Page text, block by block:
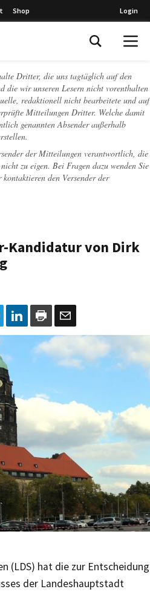
Shop Login
Dritter, die uns tagtäglich auf den
die wir unseren Lesern nicht vorenthalten
redaktionell nicht bearbeitete und auf
Mitteilungen Dritter. Welche damit
genannten Absender außerhalb
der Mitteilungen verantwortlich, die
zu eigen. Bei Fragen dazu wenden Sie
kontaktieren den Versender der
Kandidatur von Dirk
(LDS) hat die zur Entscheidung
der Landeshauptstadt